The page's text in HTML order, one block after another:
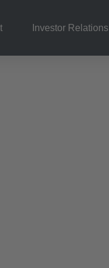
Investor Relations